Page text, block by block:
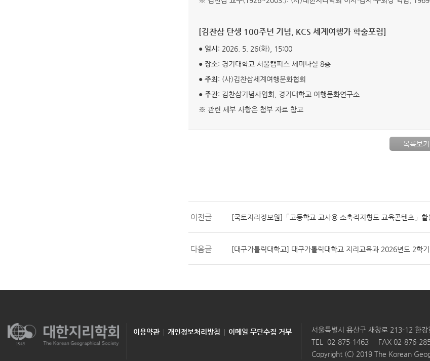
[김찬삼 탄생 100주년 기념, KCS 세계여행가 학술포럼]
● 일시 : 2026. 5. 26(화), 15:00
● 장소: 경기대학교 서울캠퍼스 세미나실 8층
● 주최 : (사)김찬삼세계여행문화협회
● 주관: 김찬삼기념사업회, 경기대학교 여행문화연구소
※ 관련 세부 사항은 첨부 자료 참고
목록보기
이전글 [국토지리정보원]「고등학교 교사용 소축적지형도 교육콘텐츠」활
다음글 [대구가톨릭대학교] 대구가톨릭대학교 지리교육과 2026년도 2학
이용약관 개인정보처리방침 이메일 무단수집 거부 서울특별시 용산구 새창로 213-12 한
TEL 02-875-1463 FAX 02-876-
Copyright (C) 2019 The Korean